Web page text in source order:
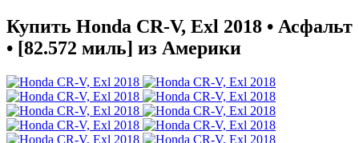
Купить Honda CR-V, Exl 2018 • Асфальт
• [82.572 миль] из Америки